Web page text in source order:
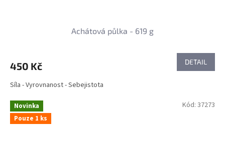
Achátová půlka - 619 g
450 Kč DETAIL
Síla - Vyrovnanost - Sebejistota
Novinka
Pouze 1 ks
Kód: 37273